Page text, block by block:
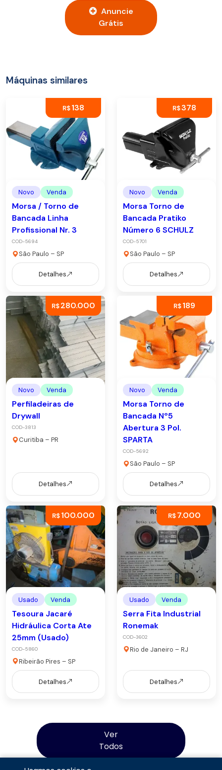
Anuncie
Grátis
Máquinas similares
R$138
Novo Venda
Morsa / Torno de
Bancada Linha
Profissional Nr. 3
COD-5694
São Paulo – SP
Detalhes
R$378
Novo Venda
Morsa Torno de
Bancada Pratiko
Número 6 SCHULZ
COD-5701
São Paulo – SP
Detalhes
R$280.000
Novo Venda
Perfiladeiras de
Drywall
COD-3813
Curitiba – PR
Detalhes
R$189
Novo Venda
Morsa Torno de
Bancada Nº5
Abertura 3 Pol.
SPARTA
COD-5692
São Paulo – SP
Detalhes
R$100.000
Usado Venda
Tesoura Jacaré
Hidráulica Corta Ate
25mm (Usado)
COD-5860
Ribeirão Pires – SP
Detalhes
R$7.000
Usado Venda
Serra Fita Industrial
Ronemak
COD-3602
Rio de Janeiro – RJ
Detalhes
Ver
Todos